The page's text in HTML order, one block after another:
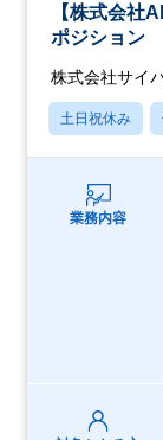
【株式会社
ポジション
株式会社サイ
土日祝休み
業務内容